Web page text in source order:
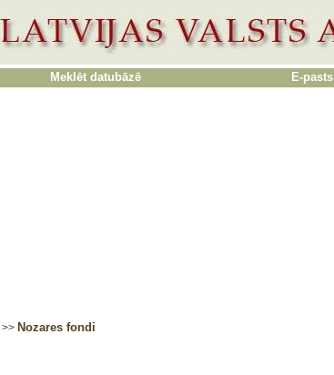
Meklēt datubāzē E-pasts
>> Nozares fondi